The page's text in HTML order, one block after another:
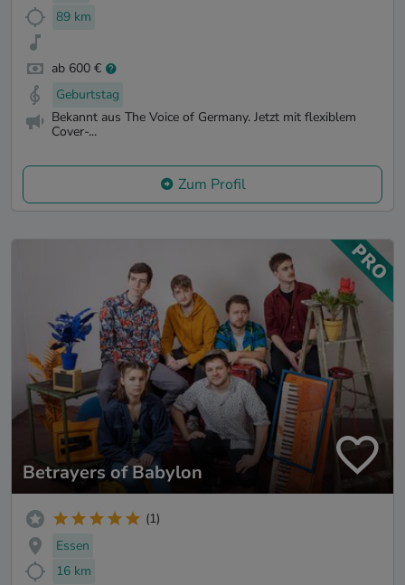
89 km
ab 600 €
Geburtstag
Bekannt aus The Voice of Germany. Jetzt mit flexiblem
Cover-...
Zum Profil
Betrayers of Babylon
(1)
Essen
16 km